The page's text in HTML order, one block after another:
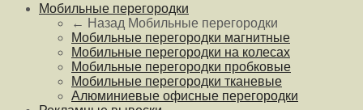
Мобильные перегородки
← Назад Мобильные перегородки
Мобильные перегородки магнитные
Мобильные перегородки на колесах
Мобильные перегородки пробковые
Мобильные перегородки тканевые
Алюминиевые офисные перегородки